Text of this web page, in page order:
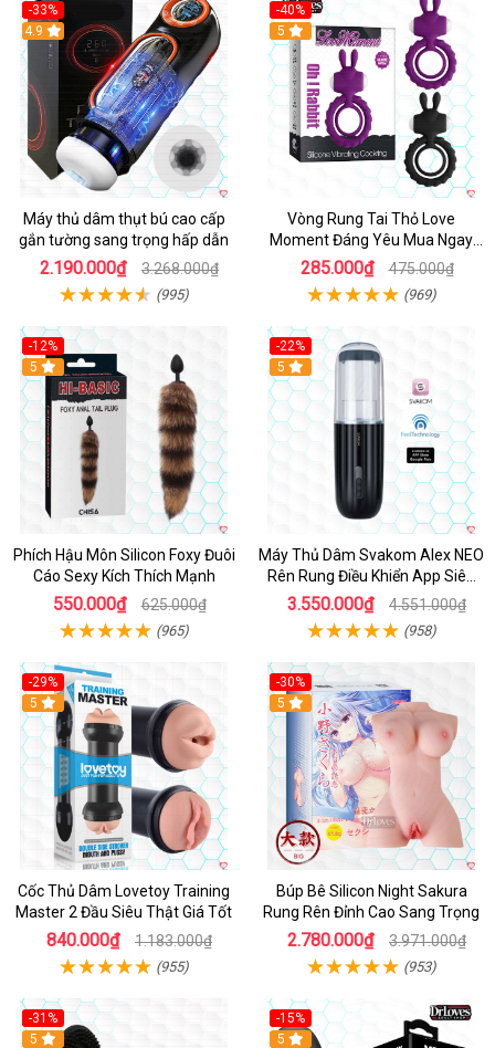
-33%
Hot
4.9
Máy thủ dâm thụt bú cao cấp
gắn tường sang trọng hấp dẫn
2.190.000₫ 3.268.000₫
(995)
-40%
5
Vòng Rung Tai Thỏ Love
Moment Đáng Yêu Mua Ngay
Giá Tốt
285.000₫ 475.000₫
(969)
-12%
Hot
5
Phích Hậu Môn Silicon Foxy Đuôi
Cáo Sexy Kích Thích Mạnh
550.000₫ 625.000₫
(965)
-22%
5
Máy Thủ Dâm Svakom Alex NEO
Rên Rung Điều Khiển App Siêu
Phê
3.550.000₫ 4.551.000₫
(958)
-29%
Hot
5
Cốc Thủ Dâm Lovetoy Training
Master 2 Đầu Siêu Thật Giá Tốt
840.000₫ 1.183.000₫
(955)
-30%
Hot
5
Búp Bê Silicon Night Sakura
Rung Rên Đỉnh Cao Sang Trọng
2.780.000₫ 3.971.000₫
(953)
-31%
5
-15%
Hot
5